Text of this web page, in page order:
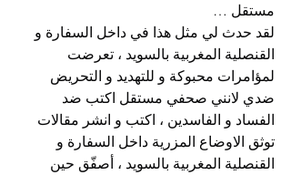
مستقل …
لقد حدث لي مثل هذا في داخل السفارة و
القنصلية المغربية بالسويد ، تعرضت
لمؤامرات محبوكة و للتهديد و التحريض
ضدي لانني صحفي مستقل اكتب ضد
الفساد و الفاسدين ، اكتب و انشر مقالات
توثق الاوضاع المزرية داخل السفارة و
القنصلية المغربية بالسويد ، أصفّق حين